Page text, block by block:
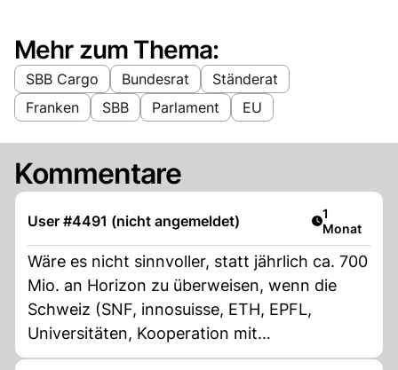
Mehr zum Thema:
SBB Cargo Bundesrat
Ständerat
Franken
SBB Parlament EU
Kommentare
User #4491 (nicht angemeldet) Artikel
1
Monat
Wäre es nicht sinnvoller, statt jährlich ca. 700
Mio. an Horizon zu überweisen, wenn die
Schweiz (SNF, innosuisse, ETH, EPFL,
Universitäten, Kooperation mit
internationalen Hochschulen) ein